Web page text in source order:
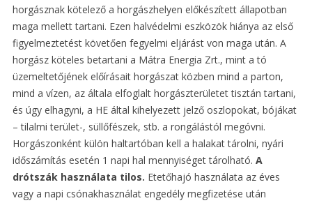
horgásznak kötelező a horgászhelyen előkészített állapotban
maga mellett tartani. Ezen halvédelmi eszközök hiánya az első
figyelmeztetést követően fegyelmi eljárást von maga után. A
horgász köteles betartani a Mátra Energia Zrt., mint a tó
üzemeltetőjének előírásait horgászat közben mind a parton,
mind a vízen, az általa elfoglalt horgászterületet tisztán tartani,
és úgy elhagyni, a HE által kihelyezett jelző oszlopokat, bójákat
– tilalmi terület-, süllőfészek, stb. a rongálástól megóvni.
Horgászonként külön haltartóban kell a halakat tárolni, nyári
időszámítás esetén 1 napi hal mennyiséget tárolható. A
drótszák használata tilos. Etetőhajó használata az éves
vagy a napi csónakhasználat engedély megfizetése után